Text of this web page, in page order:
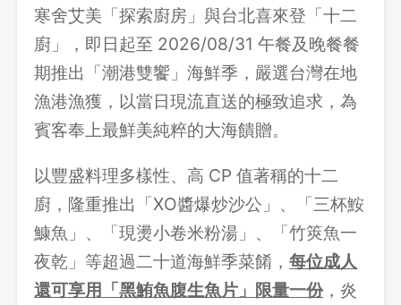
寒舍艾美「探索廚房」與台北喜來登「十二
廚」，即日起至 2026/08/31 午餐及晚餐餐
期推出「潮港雙饗」海鮮季，嚴選台灣在地
漁港漁獲，以當日現流直送的極致追求，為
賓客奉上最鮮美純粹的大海饋贈。
以豐盛料理多樣性、高 CP 值著稱的十二
廚，隆重推出「XO醬爆炒沙公」、「三杯鮟
鱇魚」、「現燙小卷米粉湯」、「竹筴魚一
夜乾」等超過二十道海鮮季菜餚，每位成人
還可享用「黑鮪魚腹生魚片」限量一份，炎